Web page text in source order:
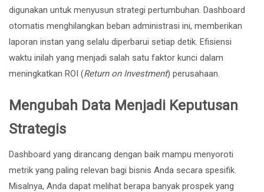
digunakan untuk menyusun strategi pertumbuhan. Dashboard
otomatis menghilangkan beban administrasi ini, memberikan
laporan instan yang selalu diperbarui setiap detik. Efisiensi
waktu inilah yang menjadi salah satu faktor kunci dalam
meningkatkan ROI (Return on Investment) perusahaan.
Mengubah Data Menjadi Keputusan
Strategis
Dashboard yang dirancang dengan baik mampu menyoroti
metrik yang paling relevan bagi bisnis Anda secara spesifik.
Misalnya, Anda dapat melihat berapa banyak prospek yang